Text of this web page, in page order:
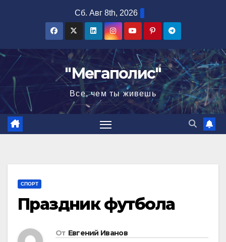
Сб. Авг 8th, 2026
"Мегаполис"
Все, чем ты живешь
СПОРТ
Праздник футбола
От Евгений Иванов